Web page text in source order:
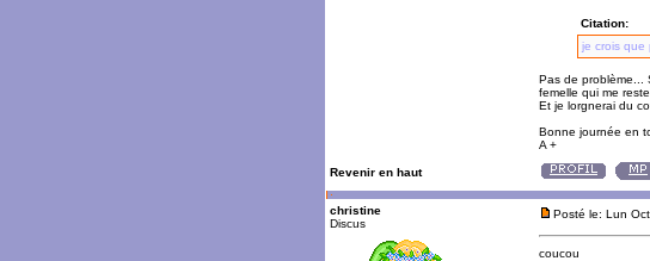
Citation:
je crois que
Pas de problème...
femelle qui me
Et je lorgnerai du
Bonne journée en
A +
Revenir en haut
christine
Discus
Posté le: Lun
coucou